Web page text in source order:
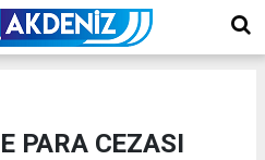
PARA CEZASI